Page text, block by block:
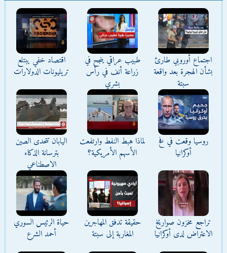
اجتماع أوروبي طارئ
بشأن الهجرة بعد واقعة
سبتة
طبيب عراقي ينجح في
زراعة أنف في رأس
بشري
اقتصاد خفي يبتلع
تريليونات الدولارات
روسيا وقعت في فخ
أوكرانيا
لماذا هبط النفط وارتفعت
الأسهم الأمريكية؟
اليابان تتحدى الصين
بترسانة الذكاء
الاصطناعي
تراجع مخزون صواريخ
الاعتراض لدى أوكرانيا
حقيقة تدفق المهاجرين
المغاربة إلى سبتة
حياة الرئيس السوري
أحمد الشرع